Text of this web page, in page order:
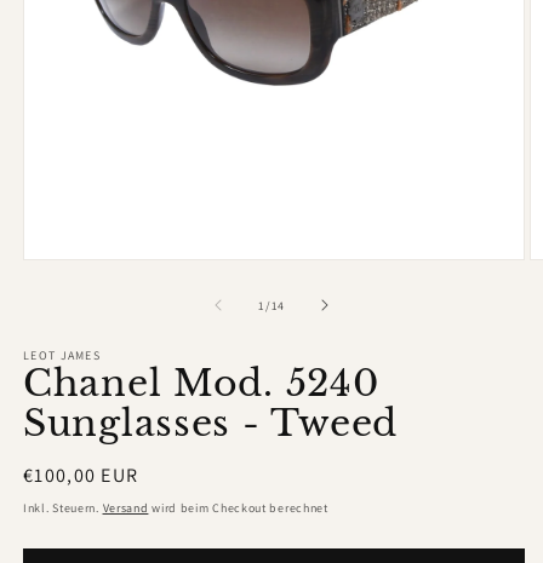
1 /von
14
LEOT JAMES
Chanel Mod. 5240
Sunglasses - Tweed
Normaler
Preis
€100,00 EUR
Inkl. Steuern. Versand wird beim Checkout berechnet